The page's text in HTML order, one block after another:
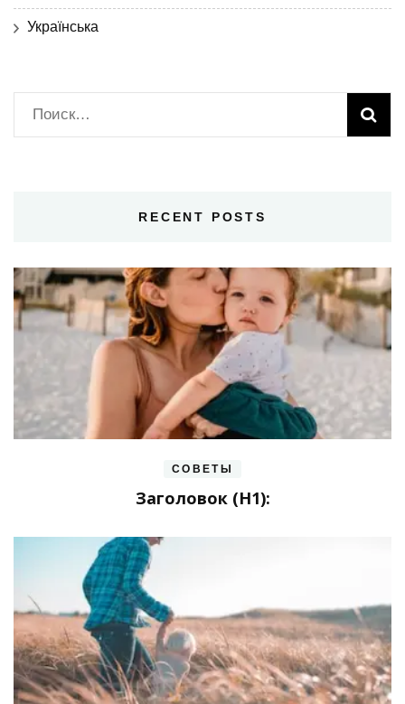
Українська
Найти:
RECENT POSTS
СОВЕТЫ
Заголовок (H1):